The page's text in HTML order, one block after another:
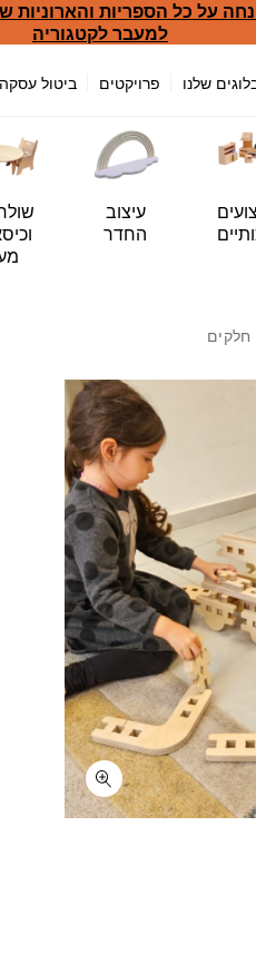
הנחה על כל הספריות והארוניות
למעבר לקטגוריה
שלנו פרויקטים ביטול עסקה
עיצוב
החדר